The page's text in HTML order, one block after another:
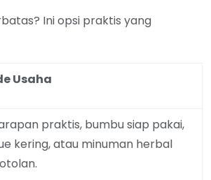
Ini opsi praktis yang
Usaha
praktis, bumbu siap pakai,
kering, atau minuman herbal